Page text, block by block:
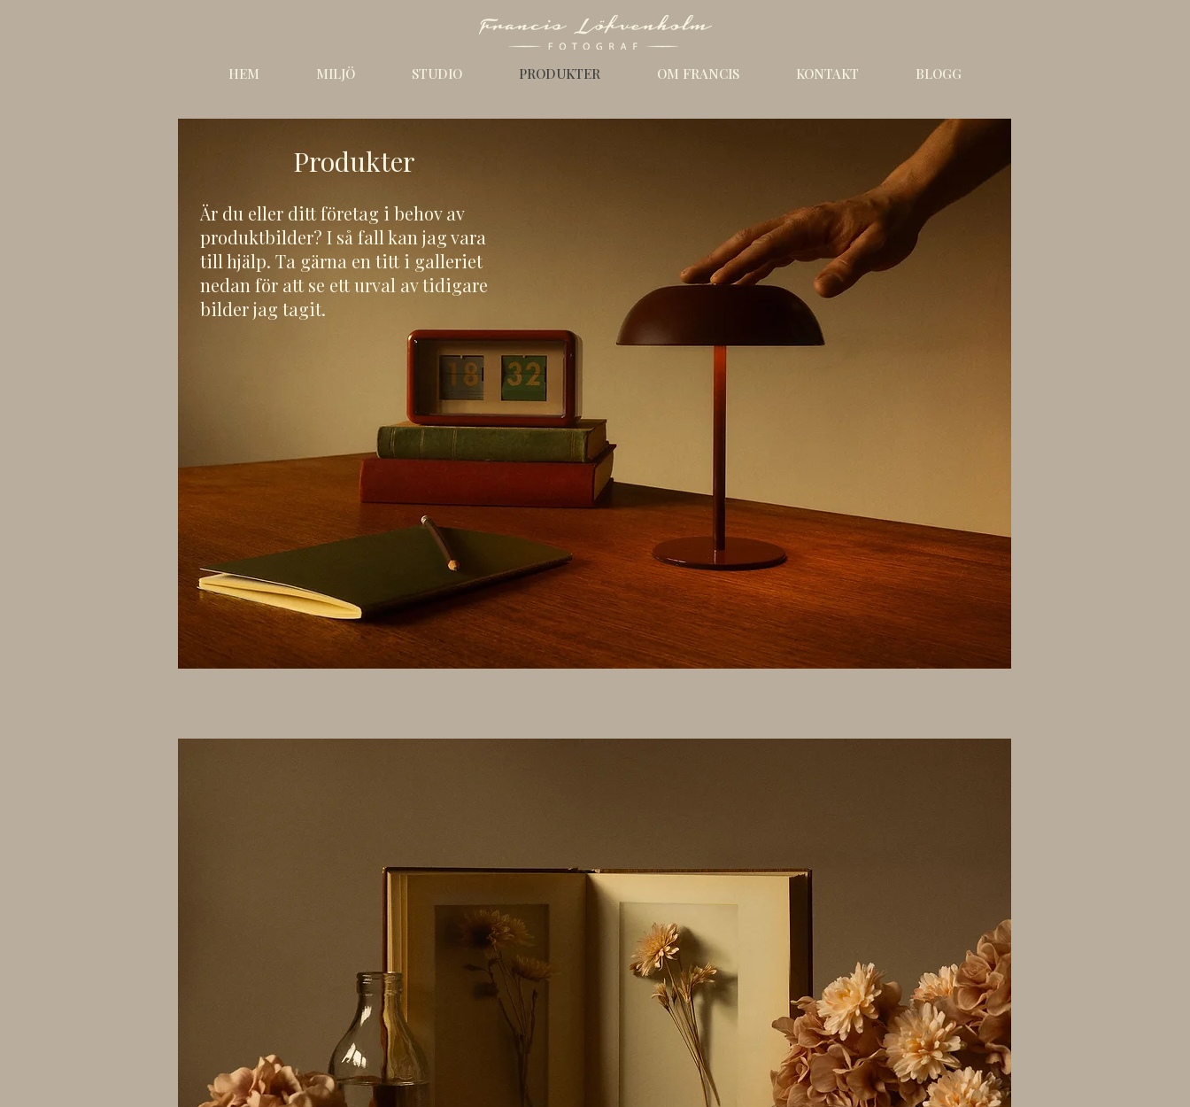
HEM MILJÖ STUDIO PRODUKTER OM FRANCIS KONTAKT BLOGG
Produkter
Är du eller ditt företag i behov av
produktbilder? I så fall kan jag vara
till hjälp. Ta gärna en titt i galleriet
nedan för att se ett urval av tidigare
bilder jag tagit.